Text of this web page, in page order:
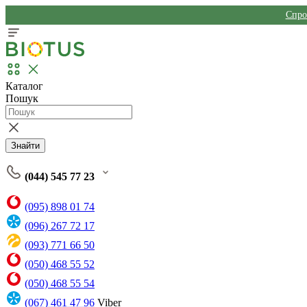
Каталог
Пошук
Знайти
(044) 545 77 23
(095) 898 01 74
(096) 267 72 17
(093) 771 66 50
(050) 468 55 52
(050) 468 55 54
(067) 461 47 96 Viber